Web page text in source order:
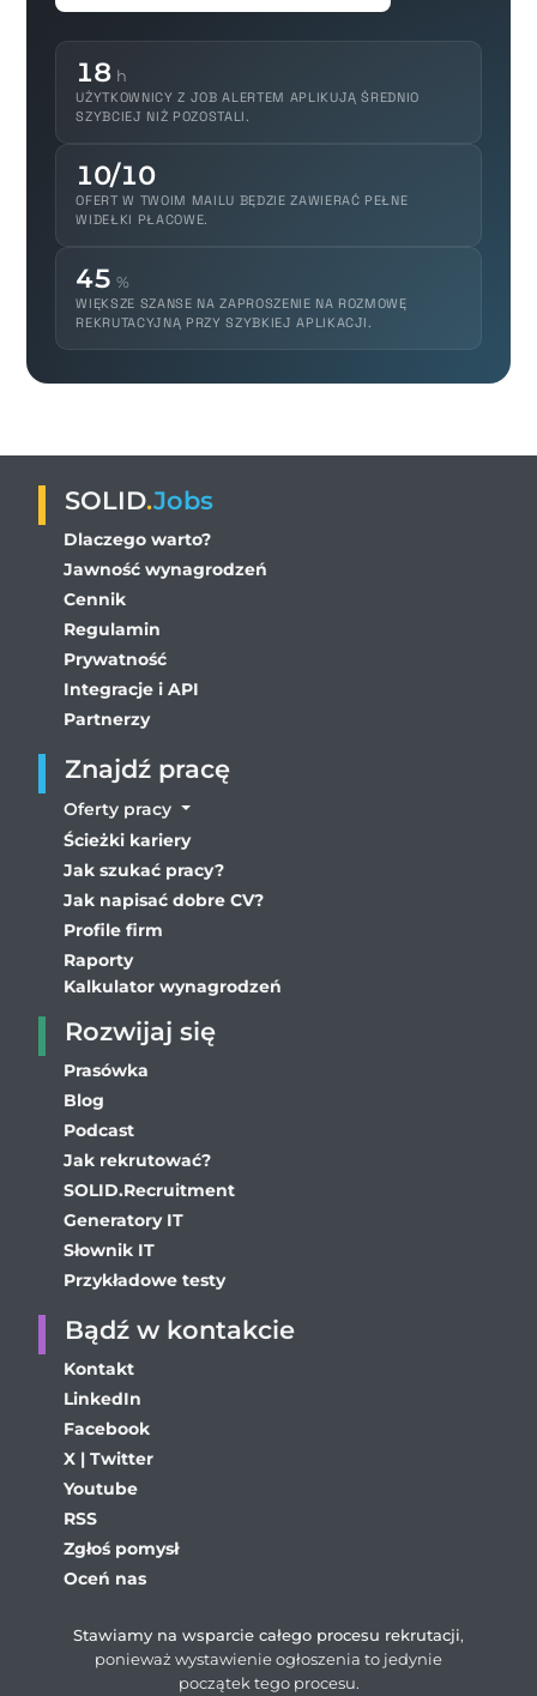
18 h
UŻYTKOWNICY Z JOB ALERTEM APLIKUJĄ ŚREDNIO
SZYBCIEJ NIŻ POZOSTALI.
10/10
OFERT W TWOIM MAILU BĘDZIE ZAWIERAĆ PEŁNE
WIDEŁKI PŁACOWE.
45 %
WIĘKSZE SZANSE NA ZAPROSZENIE NA ROZMOWĘ
REKRUTACYJNĄ PRZY SZYBKIEJ APLIKACJI.
SOLID.Jobs
Dlaczego warto?
Jawność wynagrodzeń
Cennik
Regulamin
Prywatność
Integracje i API
Partnerzy
Znajdź pracę
Oferty pracy
Ścieżki kariery
Jak szukać pracy?
Jak napisać dobre CV?
Profile firm
Raporty
Kalkulator wynagrodzeń
Rozwijaj się
Prasówka
Blog
Podcast
Jak rekrutować?
SOLID.Recruitment
Generatory IT
Słownik IT
Przykładowe testy
Bądź w kontakcie
Kontakt
LinkedIn
Facebook
X | Twitter
Youtube
RSS
Zgłoś pomysł
Oceń nas
Stawiamy na wsparcie całego procesu rekrutacji,
ponieważ wystawienie ogłoszenia to jedynie
początek tego procesu.